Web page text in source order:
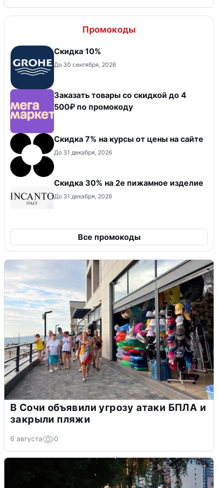
Промокоды
Скидка 10%
До 30 сентября, 2026
Заказать товары со скидкой до 4
500₽ по промокоду
Скидка 7% на курсы от цены на сайте
До 31 декабря, 2026
Скидка 30% на 2е пижамное изделие
До 31 декабря, 2026
Все промокоды
В Сочи объявили угрозу атаки БПЛА и
закрыли пляжи
6 августа 0